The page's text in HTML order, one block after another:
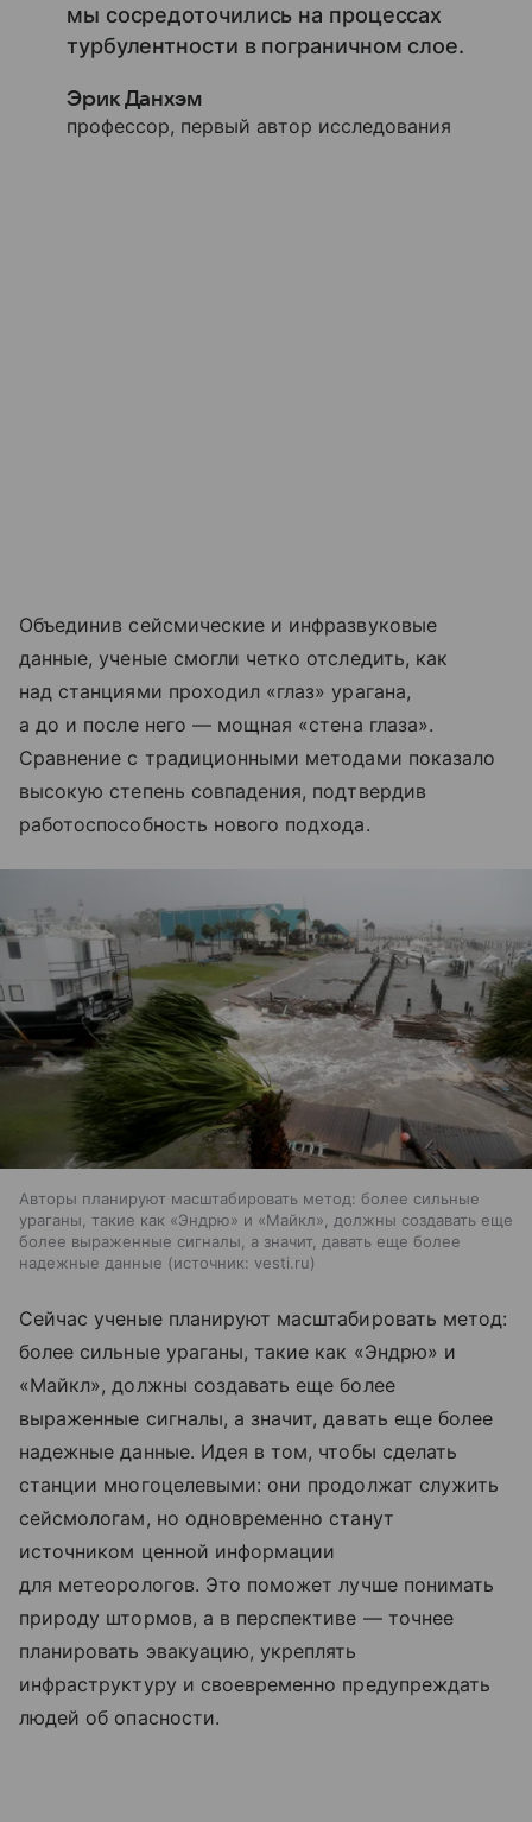
мы сосредоточились на процессах
турбулентности в пограничном слое.
Эрик Данхэм
профессор, первый автор исследования
Объединив сейсмические и инфразвуковые
данные, ученые смогли четко отследить, как
над станциями проходил «глаз» урагана,
а до и после него — мощная «стена глаза».
Сравнение с традиционными методами показало
высокую степень совпадения, подтвердив
работоспособность нового подхода.
Авторы планируют масштабировать метод: более сильные
ураганы, такие как «Эндрю» и «Майкл», должны создавать еще
более выраженные сигналы, а значит, давать еще более
надежные данные
источник: vesti.ru
Сейчас ученые планируют масштабировать метод:
более сильные ураганы, такие как «Эндрю» и
«Майкл», должны создавать еще более
выраженные сигналы, а значит, давать еще более
надежные данные. Идея в том, чтобы сделать
станции многоцелевыми: они продолжат служить
сейсмологам, но одновременно станут
источником ценной информации
для метеорологов. Это поможет лучше понимать
природу штормов, а в перспективе — точнее
планировать эвакуацию, укреплять
инфраструктуру и своевременно предупреждать
людей об опасности.